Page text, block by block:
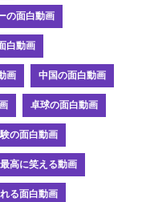
の面白動画
白動画
画 中国の面白動画
卓球の面白動画
の面白動画
最高に笑える動画
る面白動画